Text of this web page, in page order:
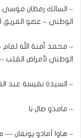
– السالك رمظان
الوطني – عضو الفريق
– محمد أمنة الله
الوطني لأمراض القلب
– السيدة نفيسة عبد
– مامدو صال با
– هاوا آمادو يونغان